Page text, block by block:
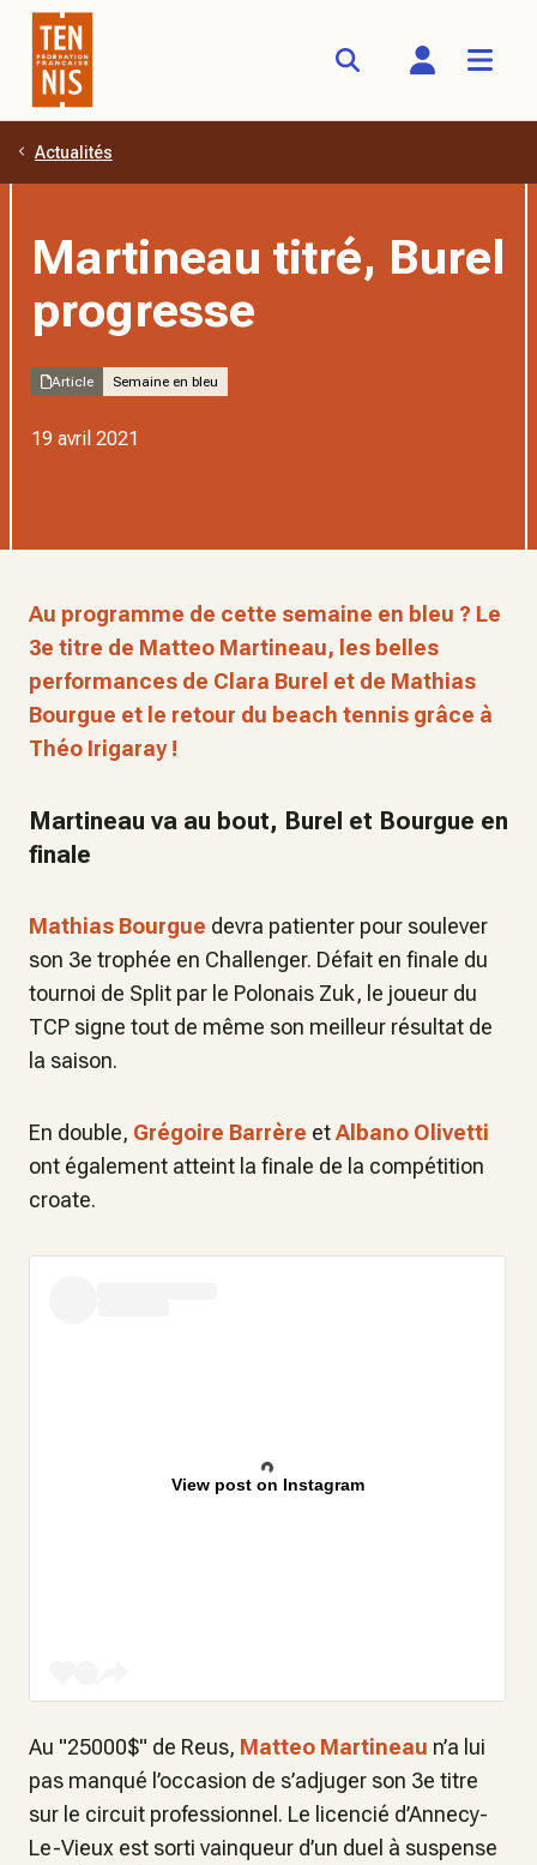
Aller au contenu principal
Actualités
Martineau titré, Burel
progresse
Article Semaine en bleu
19 avril 2021
Au programme de cette semaine en bleu ? Le
3e titre de Matteo Martineau, les belles
performances de Clara Burel et de Mathias
Bourgue et le retour du beach tennis grâce à
Théo Irigaray !
Martineau va au bout, Burel et Bourgue en
finale
Mathias Bourgue devra patienter pour soulever
son 3e trophée en Challenger. Défait en finale du
tournoi de Split par le Polonais Zuk, le joueur du
TCP signe tout de même son meilleur résultat de
la saison.
En double, Grégoire Barrère etAlbano Olivetti
ont également atteint la finale de la compétition
croate.
View post on Instagram
Au "25000$" de Reus, Matteo Martineau n’a lui
pas manqué l’occasion de s’adjuger son 3e titre
sur le circuit professionnel. Le licencié d’Annecy-
Le-Vieux est sorti vainqueur d’un duel à suspense